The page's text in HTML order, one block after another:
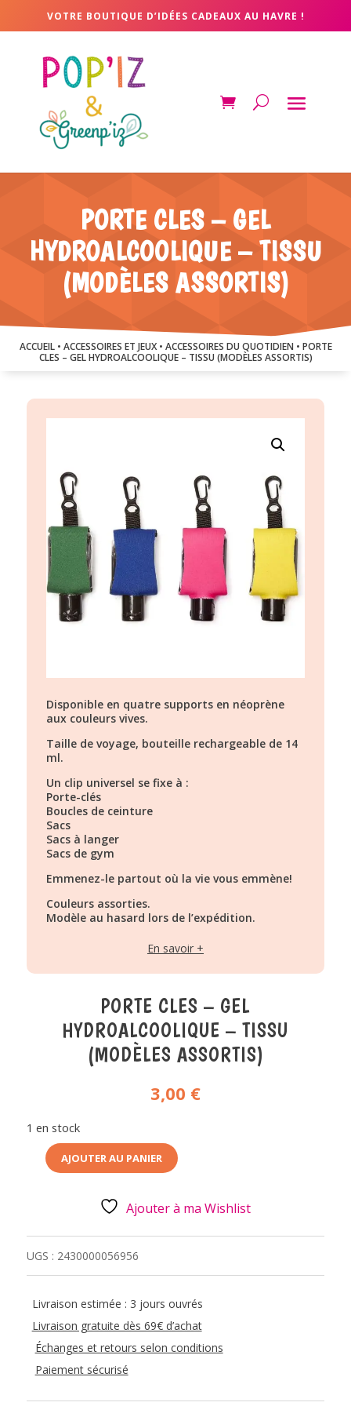
VOTRE BOUTIQUE D’IDÉES CADEAUX AU HAVRE !
PORTE CLES – GEL
HYDROALCOOLIQUE – TISSU
(MODÈLES ASSORTIS)
ACCUEIL• ACCESSOIRES ET JEUX• ACCESSOIRES DU QUOTIDIEN • PORTE
CLES – GEL HYDROALCOOLIQUE – TISSU (MODÈLES ASSORTIS)
Disponible en quatre supports en néoprène
aux couleurs vives.
Taille de voyage, bouteille rechargeable de 14
ml.
Un clip universel se fixe à :
Porte-clés
Boucles de ceinture
Sacs
Sacs à langer
Sacs de gym
Emmenez-le partout où la vie vous emmène!
Couleurs assorties.
Modèle au hasard lors de l’expédition.
*Non vendu en tant qu’ensemble.
En savoir +
PORTE CLES – GEL
HYDROALCOOLIQUE – TISSU
(MODÈLES ASSORTIS)
3,00 €
1 en stock
QUANTITÉ
HYDROALCOOLIQUE
TISSU
ASSORTIS)
AJOUTER AU PANIER
Ajouter à ma Wishlist
UGS : 2430000056956
Livraison estimée : 3 jours ouvrés
Livraison gratuite dès 69€ d’achat
Échanges et retours selon conditions
Paiement sécurisé